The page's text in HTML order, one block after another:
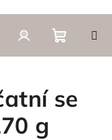
Login
se
g